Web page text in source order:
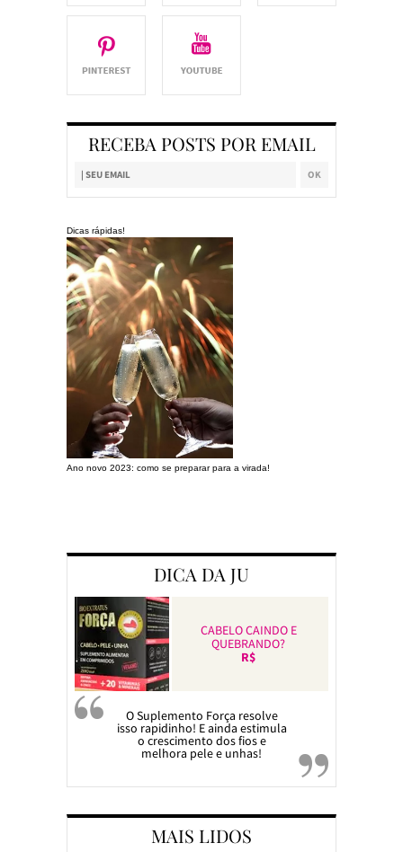
RECEBA POSTS POR EMAIL
Dicas rápidas!
Ano novo 2023: como se preparar para a virada!
DICA DA JU
CABELO CAINDO E
QUEBRANDO?
R$
O Suplemento Força resolve
isso rapidinho! E ainda estimula
o crescimento dos fios e
melhora pele e unhas!
MAIS LIDOS